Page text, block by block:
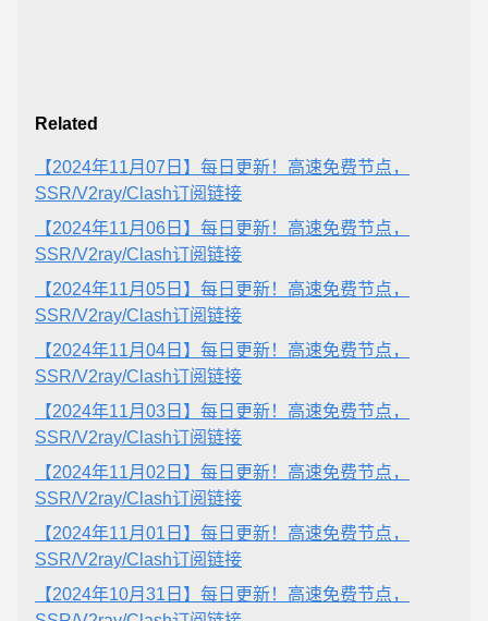
Related
【2024年11月07日】每日更新！高速免费节点，
SSR/V2ray/Clash订阅链接
【2024年11月06日】每日更新！高速免费节点，
SSR/V2ray/Clash订阅链接
【2024年11月05日】每日更新！高速免费节点，
SSR/V2ray/Clash订阅链接
【2024年11月04日】每日更新！高速免费节点，
SSR/V2ray/Clash订阅链接
【2024年11月03日】每日更新！高速免费节点，
SSR/V2ray/Clash订阅链接
【2024年11月02日】每日更新！高速免费节点，
SSR/V2ray/Clash订阅链接
【2024年11月01日】每日更新！高速免费节点，
SSR/V2ray/Clash订阅链接
【2024年10月31日】每日更新！高速免费节点，